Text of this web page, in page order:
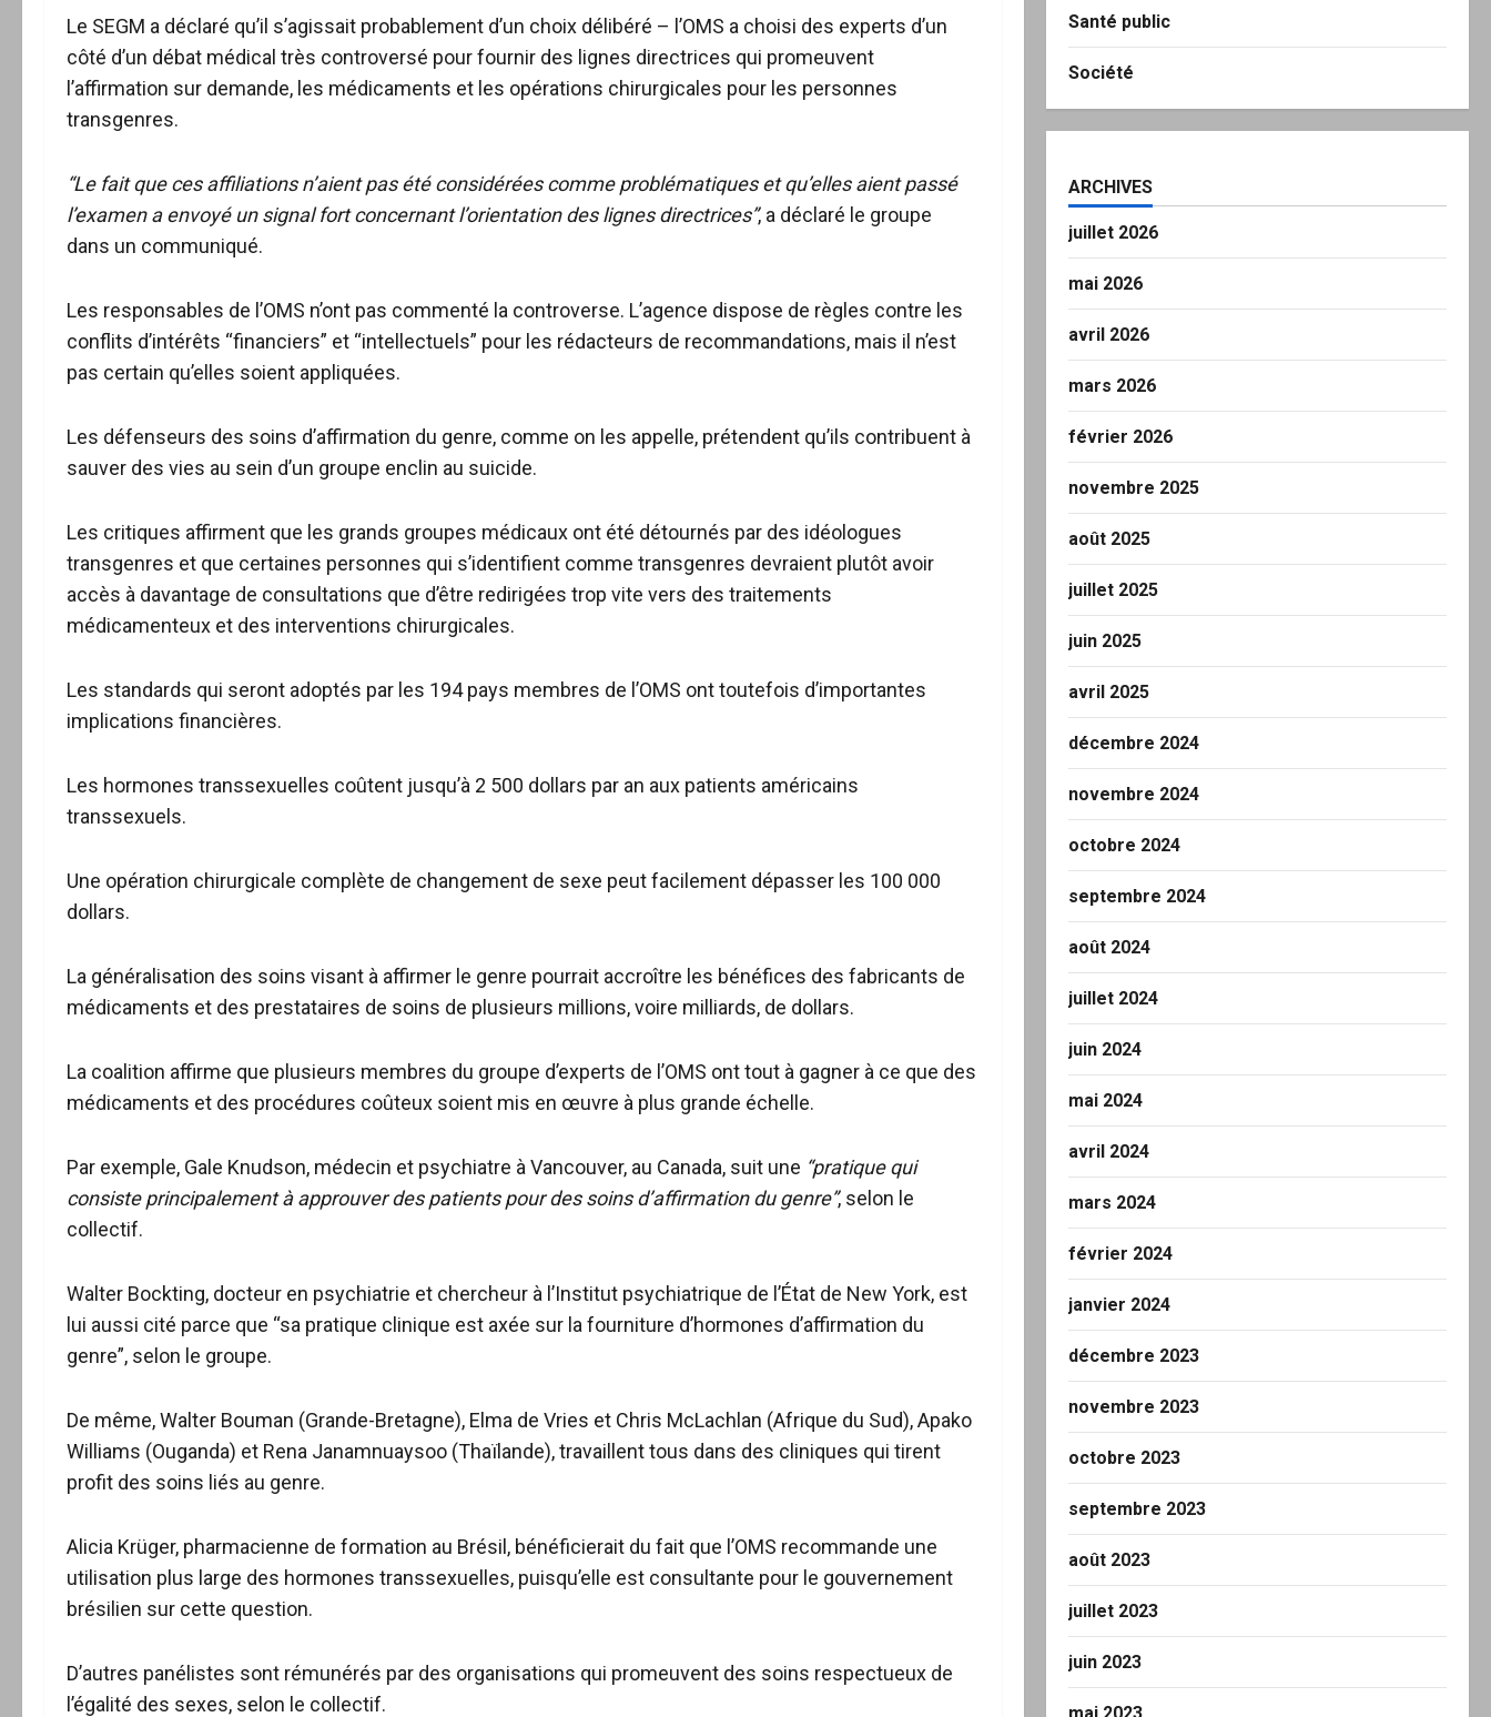
Le SEGM a déclaré qu’il s’agissait probablement d’un choix délibéré – l’OMS a choisi des experts d’un
côté d’un débat médical très controversé pour fournir des lignes directrices qui promeuvent
l’affirmation sur demande, les médicaments et les opérations chirurgicales pour les personnes
transgenres.
“Le fait que ces affiliations n’aient pas été considérées comme problématiques et qu’elles aient passé
l’examen a envoyé un signal fort concernant l’orientation des lignes directrices”, a déclaré le groupe
dans un communiqué.
Les responsables de l’OMS n’ont pas commenté la controverse. L’agence dispose de règles contre les
conflits d’intérêts “financiers” et “intellectuels” pour les rédacteurs de recommandations, mais il n’est
pas certain qu’elles soient appliquées.
Les défenseurs des soins d’affirmation du genre, comme on les appelle, prétendent qu’ils contribuent à
sauver des vies au sein d’un groupe enclin au suicide.
Les critiques affirment que les grands groupes médicaux ont été détournés par des idéologues
transgenres et que certaines personnes qui s’identifient comme transgenres devraient plutôt avoir
accès à davantage de consultations que d’être redirigées trop vite vers des traitements
médicamenteux et des interventions chirurgicales.
Les standards qui seront adoptés par les 194 pays membres de l’OMS ont toutefois d’importantes
implications financières.
Les hormones transsexuelles coûtent jusqu’à 2 500 dollars par an aux patients américains
transsexuels.
Une opération chirurgicale complète de changement de sexe peut facilement dépasser les 100 000
dollars.
La généralisation des soins visant à affirmer le genre pourrait accroître les bénéfices des fabricants de
médicaments et des prestataires de soins de plusieurs millions, voire milliards, de dollars.
La coalition affirme que plusieurs membres du groupe d’experts de l’OMS ont tout à gagner à ce que des
médicaments et des procédures coûteux soient mis en œuvre à plus grande échelle.
Par exemple, Gale Knudson, médecin et psychiatre à Vancouver, au Canada, suit une “pratique qui
consiste principalement à approuver des patients pour des soins d’affirmation du genre”, selon le
collectif.
Walter Bockting, docteur en psychiatrie et chercheur à l’Institut psychiatrique de l’État de New York, est
lui aussi cité parce que “sa pratique clinique est axée sur la fourniture d’hormones d’affirmation du
genre”, selon le groupe.
De même, Walter Bouman (Grande-Bretagne), Elma de Vries et Chris McLachlan (Afrique du Sud), Apako
Williams (Ouganda) et Rena Janamnuaysoo (Thaïlande), travaillent tous dans des cliniques qui tirent
profit des soins liés au genre.
Alicia Krüger, pharmacienne de formation au Brésil, bénéficierait du fait que l’OMS recommande une
utilisation plus large des hormones transsexuelles, puisqu’elle est consultante pour le gouvernement
brésilien sur cette question.
D’autres panélistes sont rémunérés par des organisations qui promeuvent des soins respectueux de
l’égalité des sexes, selon le collectif.
Santé public
Société
ARCHIVES
juillet 2026
mai 2026
avril 2026
mars 2026
février 2026
novembre 2025
août 2025
juillet 2025
juin 2025
avril 2025
décembre 2024
novembre 2024
octobre 2024
septembre 2024
août 2024
juillet 2024
juin 2024
mai 2024
avril 2024
mars 2024
février 2024
janvier 2024
décembre 2023
novembre 2023
octobre 2023
septembre 2023
août 2023
juillet 2023
juin 2023